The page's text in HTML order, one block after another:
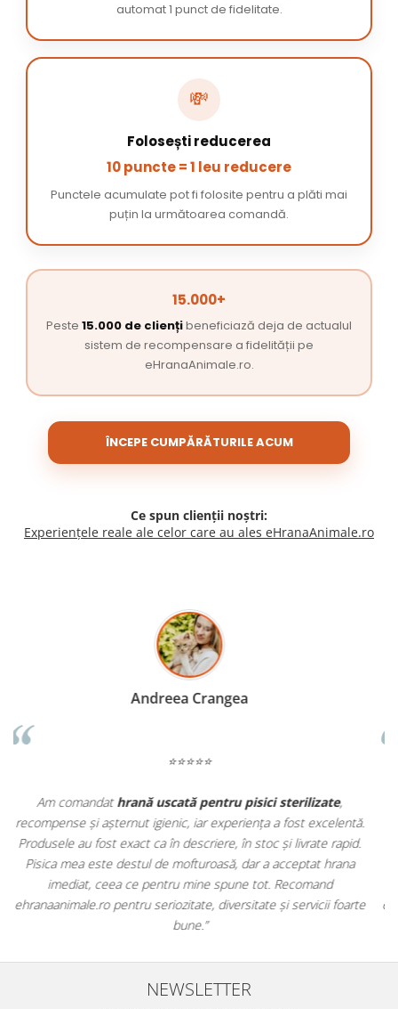
automat 1 punct de fidelitate.
💸
Folosești reducerea
10 puncte = 1 leu reducere
Punctele acumulate pot fi folosite pentru a plăti mai
puțin la următoarea comandă.
15.000+
Peste 15.000 de cliențibeneficiază deja de actualul
sistem de recompensare a fidelității pe
eHranaAnimale.ro.
ÎNCEPE CUMPĂRĂTURILE ACUM
Ce spun clienții noștri:
Experiențele reale ale celor care au ales eHranaAnimale.ro
Madalina Stancea
⭐⭐⭐⭐⭐
Apreciez foarte mult faptul că peehranaanimale.rogăsesc nu
doar hrană, ci și produse dinfarmacia veterinară:
antiparazitare, suplimente și soluții de îngrijire. Este foarte
comod să pot comanda tot ce am nevoie pentru animalul meu
dintr-un singur loc. Livrarea a fost rapidă, iar produsele au fost
originale și în termen. Magazin serios, bine organizat și foarte util
pentru orice stăpân de animale.
NEWSLETTER